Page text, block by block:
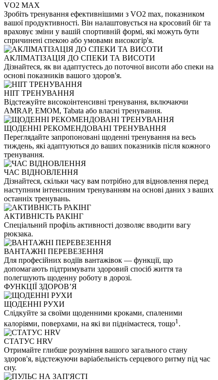
VO2 MAX
Зробіть тренування ефективнішими з VO2 max, показником
вашої продуктивності. Він налаштовується на кросовий біг та
враховує зміни у вашій спортивній формі, які можуть бути
спричинені спекою або умовами високогір'я.
АКЛІМАТІЗАЦІЯ ДО СПЕКИ ТА ВИСОТИ
Дізнайтеся, як ви адаптуєтесь до поточної висоти або спеки на
основі показників вашого здоров'я.
HIIT ТРЕНУВАННЯ
Відстежуйте високоінтенсивні тренування, включаючи
AMRAP, EMOM, Tabata або власні тренування.
ЩОДЕННІ РЕКОМЕНДОВАНІ ТРЕНУВАННЯ
Переглядайте запропоновані щоденні тренування на весь
тиждень, які адаптуються до ваших показників після кожного
тренування.
ЧАС ВІДНОВЛЕННЯ
Дізнайтеся, скільки часу вам потрібно для відновлення перед
наступним інтенсивним тренуванням на основі даних з ваших
останніх тренувань.
АКТИВНІСТЬ РАКІНГ
Спеціальний профіль активності дозволяє вводити вагу
рюкзака.
ВАНТАЖНІ ПЕРЕВЕЗЕННЯ
Для професійних водіїв вантажівок — функції, що
допомагають підтримувати здоровий спосіб життя та
полегшують щоденну роботу в дорозі.
ФУНКЦІЇ ЗДОРОВʼЯ
ЩОДЕННІ РУХИ
Слідкуйте за своїми щоденними кроками, спаленими
калоріями, поверхами, на які ви піднімаєтеся, тощо1 .
СТАТУС HRV
Отримайте глибше розуміння вашого загального стану
здоров'я, відстежуючи варіабельність серцевого ритму під час
сну.